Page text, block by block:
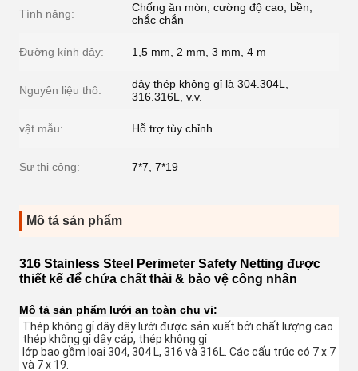
Tính năng:
Chống ăn mòn, cường độ cao, bền,
chắc chắn
Đường kính dây: 1,5 mm, 2 mm, 3 mm, 4 m
Nguyên liệu thô:
dây thép không gỉ là 304.304L,
316.316L, v.v.
vật mẫu: Hỗ trợ tùy chỉnh
Sự thi công: 7*7, 7*19
Mô tả sản phẩm
316 Stainless Steel Perimeter Safety Netting được
thiết kế để chứa chất thải & bảo vệ công nhân
Mô tả sản phẩm lưới an toàn chu vi:
Thép không gỉ dây dây lưới được sản xuất bởi chất lượng cao
thép không gỉ dây cáp, thép không gỉ
lớp bao gồm loại 304, 304 L, 316 và 316L. Các cấu trúc có 7 x 7
và 7 x 19.